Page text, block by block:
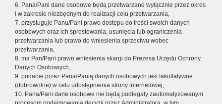
6. Pana/Pani dane osobowe będą przetwarzane wyłącznie przez okres
i w zakresie niezbędnym do realizacji celu przetwarzania,
7. przysługuje Panu/Pani prawo dostępu do treści swoich danych
osobowych oraz ich sprostowania, usunięcia lub ograniczenia
przetwarzania lub prawo do wniesienia sprzeciwu wobec
przetwarzania,
8. ma Pan/Pani prawo wniesienia skargi do Prezesa Urzędu Ochrony
Danych Osobowych,
9. podanie przez Pana/Panią danych osobowych jest fakultatywne
(dobrowolne) w celu udostępnienia strony internetowej,
10. Pana/Pani dane osobowe nie będą podlegały zautomatyzowanym